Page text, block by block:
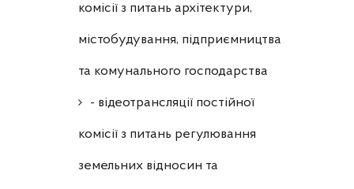
комісії з питань архітектури,
містобудування, підприємництва
та комунального господарства
- відеотрансляції постійної
комісії з питань регулювання
земельних відносин та